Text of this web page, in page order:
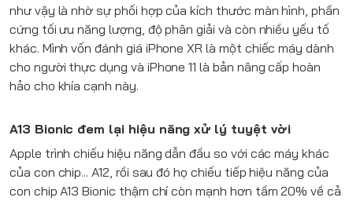
như vậy là nhờ sự phối hợp của kích thước màn hình, phần
cứng tối ưu năng lượng, độ phân giải và còn nhiều yếu tố
khác. Mình vốn đánh giá iPhone XRlà một chiếc máy dành
cho người thực dụng và iPhone 11 là bản nâng cấp hoàn
hảo cho khía cạnh này.
A13 Bionic đem lại hiệu năng xử lý tuyệt vời
Apple trình chiếu hiệu năng dẫn đầu so với các máy khác
của con chip... A12, rồi sau đó họ chiếu tiếp hiệu năng của
con chip A13 Bionic thậm chí còn mạnh hơn tầm 20% về cả